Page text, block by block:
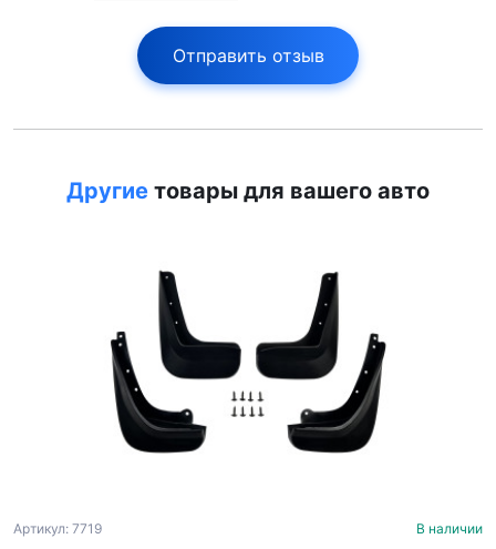
Отправить отзыв
Другие товары для вашего авто
Артикул: 7719 В наличии